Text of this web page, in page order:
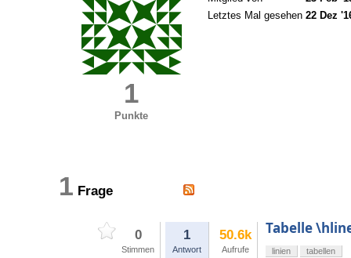
1
Punkte
Letztes Mal gesehen 22 Dez
1 Frage
0
Stimmen
1
Antwort
50.6k
Aufrufe
Tabelle
linien tabellen